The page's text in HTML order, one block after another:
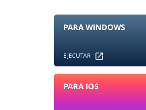
PARA WINDOWS
EJECUTAR
PARA IOS